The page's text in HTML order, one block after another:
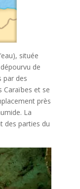
située
de
par des
Caraïbes et se
près
La
des parties du